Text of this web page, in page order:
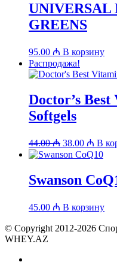
GREENS
95.00 ₼ В корзину
Распродажа!
Doctor’s
Softgels
44.00₼
цена
составляла
44.00 ₼.
38.00 ₼
цена:
В
Swanson
45.00 ₼ В корзину
© Copyright 2012-2026
WHEY.AZ